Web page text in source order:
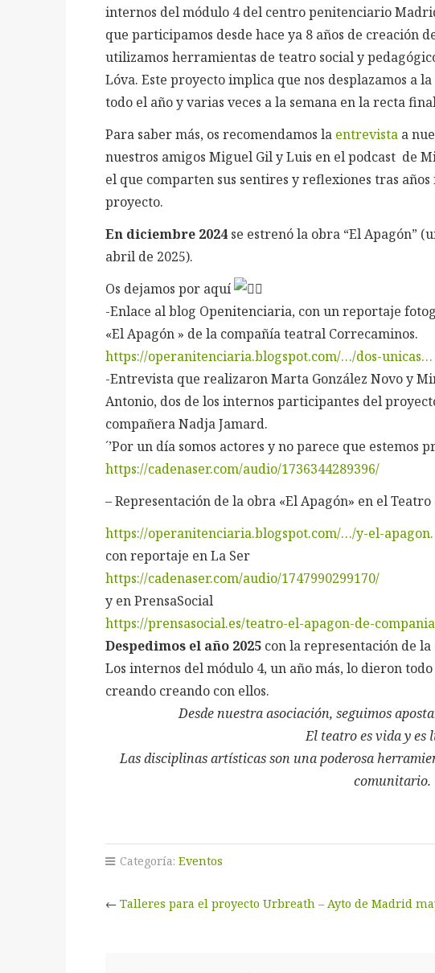
internos del módulo 4 del centro penitenciario
que participamos desde hace ya 8 años de creación
utilizamos herramientas de teatro social y
Lóva. Este proyecto implica que nos desplazamos a
todo el año y varias veces a la semana en la recta
Para saber más, os recomendamos la entrevistaa
nuestros amigos Miguel Gil y Luis en el podcast de
el que comparten sus sentires y reflexiones tras
proyecto.
En diciembre 2024se estrenó la obra “El Apagón”
abril de 2025).
Os dejamos por aquí
-Enlace al blog Openitenciaria, con un reportaje
«El Apagón » de la compañía teatral Correcaminos.
https://operanitenciaria.blogspot.com/…/dos-unicas…
-Entrevista que realizaron Marta González Novo y
Antonio, dos de los internos participantes del
compañera Nadja Jamard.
´’Por un día somos actores y no parece que estemos
https://cadenaser.com/audio/1736344289396/
– Representación de la obra «El Apagón» en el
https://operanitenciaria.blogspot.com/…/y-el-
con reportaje en La Ser
https://cadenaser.com/audio/1747990299170/
y en PrensaSocial
https://prensasocial.es/teatro-el-apagon-de-
Despedimos el año 2025con la representación de la
Los internos del módulo 4, un año más, lo dieron
creando creando con ellos.
Desde nuestra asociación, seguimos
El teatro es vida y es
Las disciplinas artísticas son una poderosa
comunitario.
Categoría: Eventos
← Talleres para el proyecto Urbreath – Ayto de Madrid